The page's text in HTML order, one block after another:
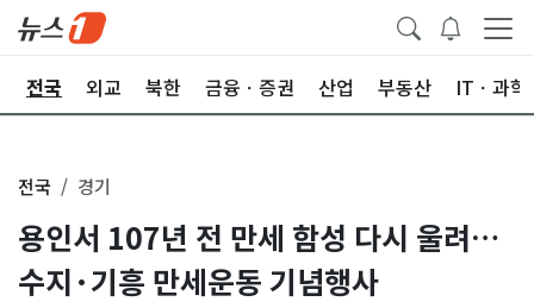
전국 외교 북한 금융ㆍ증권 산업 부동산 ITㆍ과학
전국 경기
용인서 107년 전 만세 함성 다시 울려…
수지·기흥 만세운동 기념행사